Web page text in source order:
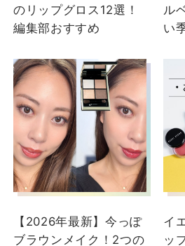
のリップグロス12選！
編集部おすすめ
ル
い
【2026年最新】今っぽ
ブラウンメイク！2つの
イ
ッ